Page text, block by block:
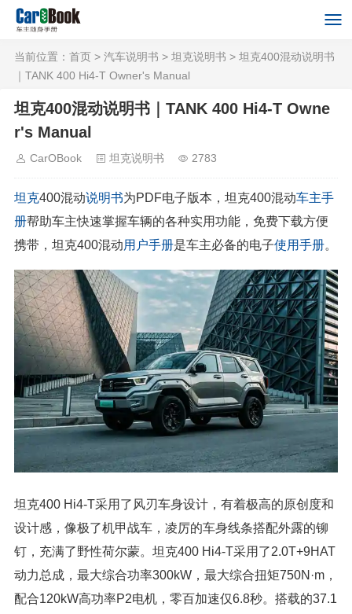
当前位置： 首页 > 汽车说明书 > 坦克说明书 > 坦克400混动说明书
｜TANK 400 Hi4-T Owner's Manual
坦克400混动说明书｜TANK 400 Hi4-T Owne
r's Manual
CarOBook 坦克说明书 2783
坦克400混动说明书为PDF电子版本，坦克400混动车主手
册帮助车主快速掌握车辆的各种实用功能，免费下载方便
携带，坦克400混动用户手册是车主必备的电子使用手册。
坦克400 Hi4-T采用了风刃车身设计，有着极高的原创度和
设计感，像极了机甲战车，凌厉的车身线条搭配外露的铆
钉，充满了野性荷尔蒙。坦克400 Hi4-T采用了2.0T+9HAT
动力总成，最大综合功率300kW，最大综合扭矩750N·m，
配合120kW高功率P2电机，零百加速仅6.8秒。搭载的37.1